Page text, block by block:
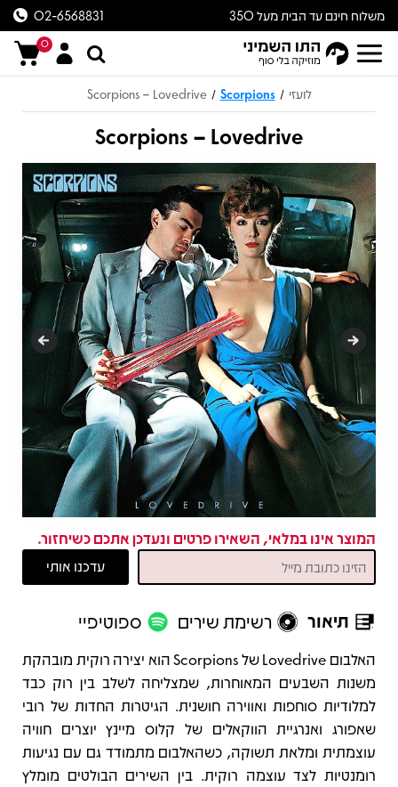
משלוח חינם עד הבית מעל 350
ש״ח
02-6568831
0
לועזי /
Scorpions
/
Scorpions – Lovedrive
Scorpions – Lovedrive
המוצר אינו במלאי, השאירו פרטים ונעדכן אתכם כשיחזור.
תיאור רשימת שירים ספוטיפיי
תיאור
האלבום Lovedrive של Scorpions הוא יצירה רוקית מובהקת
משנות השבעים המאוחרות, שמצליחה לשלב בין רוק כבד
למלודיות סוחפות ואווירה חושנית. הגיטרות החדות של רובי
שאפורג ואנרגיית הווקאלים של קלוס מיינץ יוצרים חוויה
עוצמתית ומלאת תשוקה, כשהאלבום מתמודד גם עם נגיעות
רומנטיות לצד עוצמה רוקית. בין השירים הבולטים מומלץ